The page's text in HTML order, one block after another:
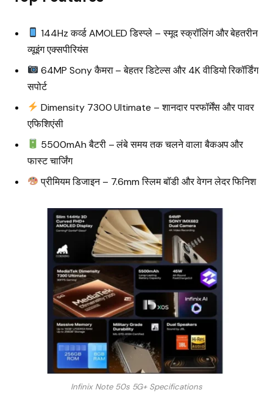
144Hz कर्व्ड AMOLED डिस्प्ले – स्मूद स्क्रॉलिंग और बेहतरीन
व्यूइंग एक्सपीरियंस
64MP Sony कैमरा – बेहतर डिटेल्स और 4K वीडियो रिकॉर्डिंग
सपोर्ट
Dimensity 7300 Ultimate – शानदार परफॉर्मेंस और पावर
एफिशिएंसी
5500mAh बैटरी – लंबे समय तक चलने वाला बैकअप और
फास्ट चार्जिंग
प्रीमियम डिजाइन – 7.6mm स्लिम बॉडी और वेगन लेदर फिनिश
Infinix Note 50s 5G+ Specifications